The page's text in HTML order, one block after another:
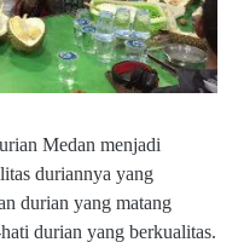
Medan menjadi
duriannya yang
durian yang matang
durian yang berkualitas.